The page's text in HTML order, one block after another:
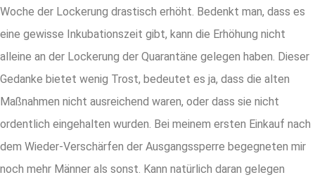
Woche der Lockerung drastisch erhöht. Bedenkt man, dass es
eine gewisse Inkubationszeit gibt, kann die Erhöhung nicht
alleine an der Lockerung der Quarantäne gelegen haben. Dieser
Gedanke bietet wenig Trost, bedeutet es ja, dass die alten
Maßnahmen nicht ausreichend waren, oder dass sie nicht
ordentlich eingehalten wurden. Bei meinem ersten Einkauf nach
dem Wieder-Verschärfen der Ausgangssperre begegneten mir
noch mehr Männer als sonst. Kann natürlich daran gelegen